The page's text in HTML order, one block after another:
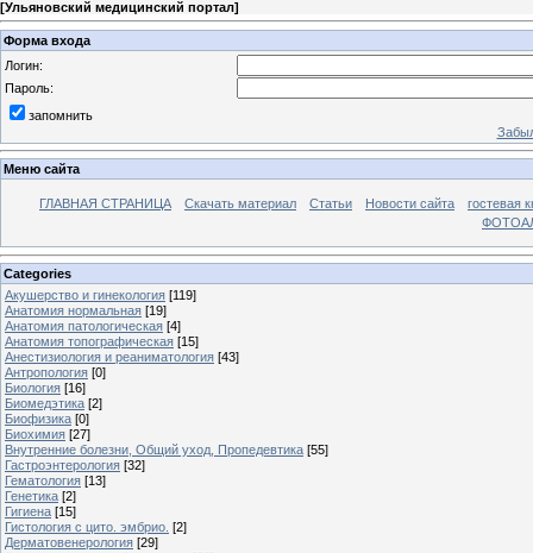
[Ульяновский медицинский портал]
Форма входа
Логин:
Пароль:
запомнить
Меню сайта
ГЛАВНАЯ СТРАНИЦА Скачать материал Статьи Новости сайта
гостевая
Categories
Акушерство и гинекология [119]
Анатомия нормальная [19]
Анатомия патологическая [4]
Анатомия топографическая [15]
Анестизиология и реаниматология [43]
Антропология [0]
Биология [16]
Биомедэтика [2]
Биофизика [0]
Биохимия [27]
Внутренние болезни, Общий уход, Пропедевтика [55]
Гастроэнтерология [32]
Гематология [13]
Генетика [2]
Гигиена [15]
Гистология с цито. эмбрио. [2]
Дерматовенерология [29]